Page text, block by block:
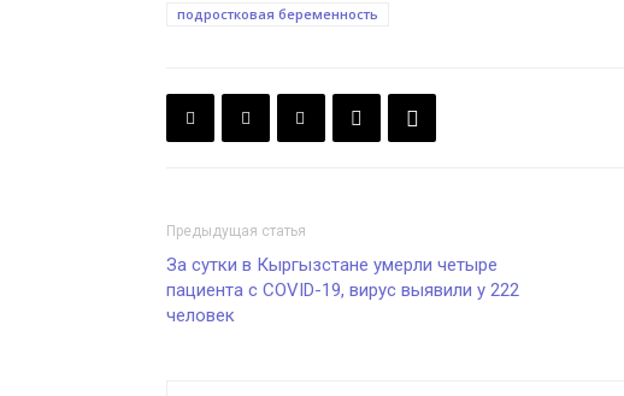
подростковая беременность
Предыдущая статья
За сутки в Кыргызстане умерли четыре
пациента с COVID-19, вирус выявили у 222
человек